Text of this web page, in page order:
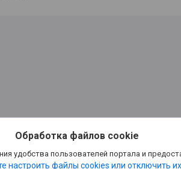
Обработка файлов cookie
удобства пользователей портала и
настроить файлы cookies или отключить их.